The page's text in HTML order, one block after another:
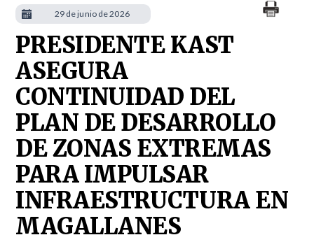
PRESIDENTE KAST
ASEGURA
CONTINUIDAD DEL
PLAN DE DESARROLLO
DE ZONAS EXTREMAS
PARA IMPULSAR
INFRAESTRUCTURA EN
MAGALLANES
29 de junio de 2026